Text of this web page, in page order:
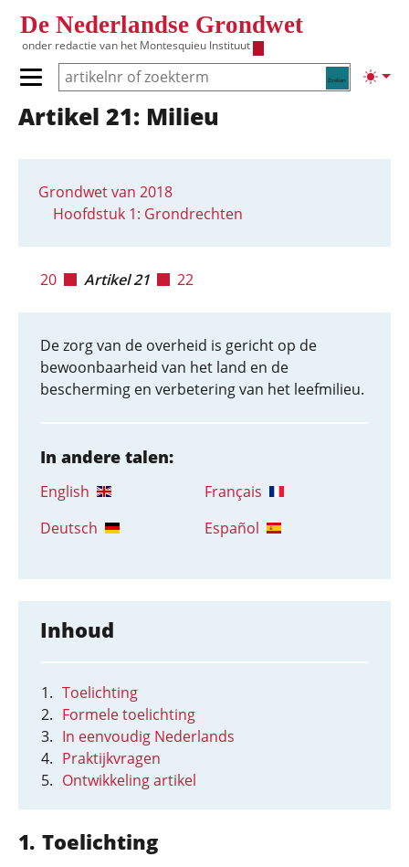
De Nederlandse Grondwet
onder redactie van het Montesquieu Instituut
Zoeken
Primair menu tonen/verbergen
Hoofdnavigatie
Artikel 21: Milieu
Grondwet van 2018
Hoofdstuk 1: Grondrechten
20 Artikel 21 22
De zorg van de overheid is gericht op de
bewoonbaarheid van het land en de
bescherming en verbetering van het leefmilieu.
In andere talen:
English
Français
Deutsch
Español
Inhoud
Toelichting
Formele toelichting
In eenvoudig Nederlands
Praktijkvragen
Ontwikkeling artikel
Toelichting